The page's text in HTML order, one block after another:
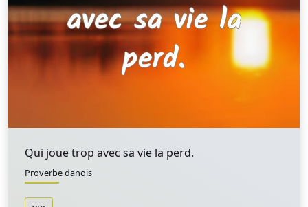
Qui joue trop avec sa vie la perd.
Proverbe danois